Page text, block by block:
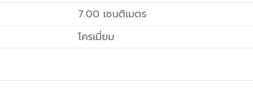
7.00 เซนติเมตร
โครเมี่ยม